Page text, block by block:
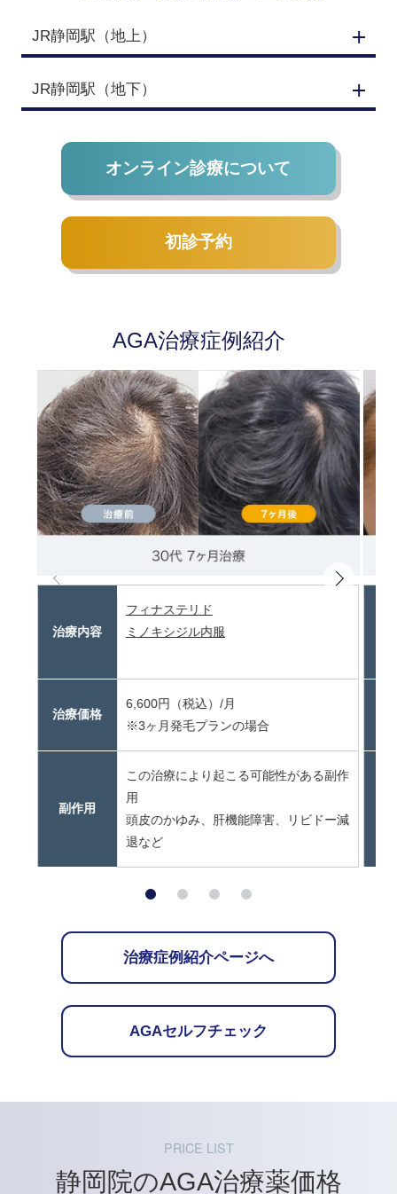
JR静岡駅（地上）
JR静岡駅（地下）
オンライン診療について
初診予約
AGA治療症例紹介
治療内容
フィナステリド
ミノキシジル内服
治療価格
6,600円（税込）/月
※3ヶ月発毛プランの場合
副作用
この治療により起こる可能性がある副作
用
頭皮のかゆみ、肝機能障害、リビドー減
退など
治療症例紹介ページへ
AGAセルフチェック
PRICE LIST
静岡院のAGA治療薬価格